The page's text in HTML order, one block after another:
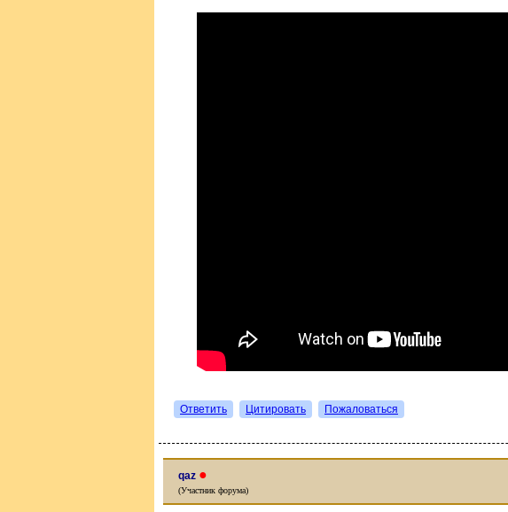
Ответить Цитировать Пожаловаться
qaz ●
(Участник форума)